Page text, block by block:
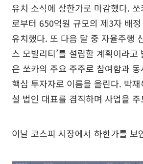
유치 소식에 상한가로 마감했다.
로부터 650억원 규모의 제3자 배
유치했다. 또 다음 달 중 자율주행
스 모빌리티’를 설립할 계획이라고
은 쏘카의 주요 주주로 참여함과
핵심 투자자로 이름을 올린다. 박
설 법인 대표를 겸직하며 사업을
이날 코스피 시장에서 하한가를 보